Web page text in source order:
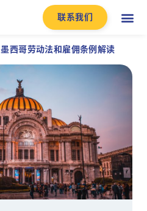
联系我们
墨西哥劳动法和雇佣条例解读